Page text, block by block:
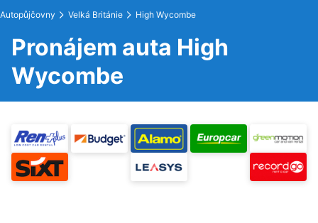
Autopůjčovny Velká Británie High Wycombe
Pronájem auta High
Wycombe